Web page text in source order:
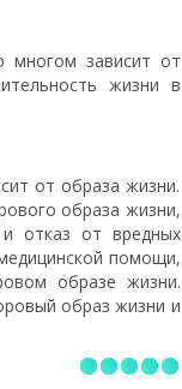
многом зависит от
жизни в
от образа жизни.
образа жизни,
и отказ от вредных
помощи,
образе жизни.
образ жизни и